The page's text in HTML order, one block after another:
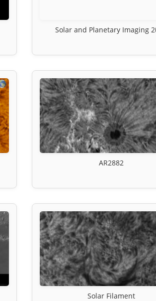
Solar and Planetary Imaging
AR2882
Solar Filament